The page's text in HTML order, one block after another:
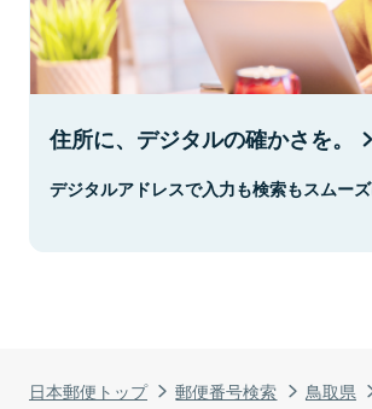
日本郵便トップ 郵便番号検索 鳥取県
住所に、デジタルの確かさを。
デジタルアドレスで入力も検索もスムーズ